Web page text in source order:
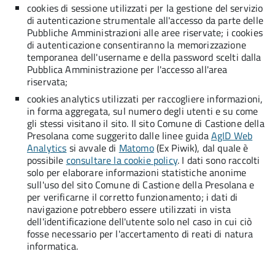
cookies di sessione utilizzati per la gestione del servizio
di autenticazione strumentale all'accesso da parte delle
Pubbliche Amministrazioni alle aree riservate; i cookies
di autenticazione consentiranno la memorizzazione
temporanea dell'username e della password scelti dalla
Pubblica Amministrazione per l'accesso all'area
riservata;
cookies analytics utilizzati per raccogliere informazioni,
in forma aggregata, sul numero degli utenti e su come
gli stessi visitano il sito. Il sito Comune di Castione della
Presolana come suggerito dalle linee guidaAgID Web
Analytics si avvale di Matomo(Ex Piwik), dal quale è
possibile consultare la cookie policy. I dati sono raccolti
solo per elaborare informazioni statistiche anonime
sull'uso del sito Comune di Castione della Presolana e
per verificarne il corretto funzionamento; i dati di
navigazione potrebbero essere utilizzati in vista
dell'identificazione dell'utente solo nel caso in cui ciò
fosse necessario per l'accertamento di reati di natura
informatica.